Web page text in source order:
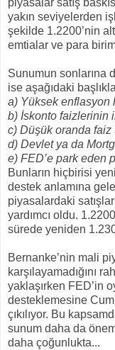
piyasalar satış
yakın seviyelerden
şekilde 1.2200’nin
emtialar ve para
Sunumun sonlarına
ise aşağıdaki
a) Yüksek enflasyon
b) İskonto faizlerinin
c) Düşük oranda faiz
d) Devlet ya da
e) FED’e park eden
Bunların hiçbirisi
destek anlamına
piyasalardaki
yardımcı oldu.
sürede yeniden
Bernanke’nin mali
karşılayamadığını
yaklaşırken FED’in
desteklemesine
çıkılıyor. Bu
sunum daha da
daha çoğunlukta...